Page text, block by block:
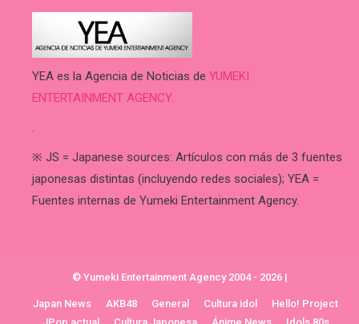
YEA es la Agencia de Noticias de YUMEKI
ENTERTAINMENT AGENCY.
.
※ JS = Japanese sources: Artículos con más de 3 fuentes
japonesas distintas (incluyendo redes sociales); YEA =
Fuentes internas de Yumeki Entertainment Agency.
© Yumeki Entertainment Agency 2004 - 2026 |
Japan News AKB48 General Cultura idol
Hello! Project